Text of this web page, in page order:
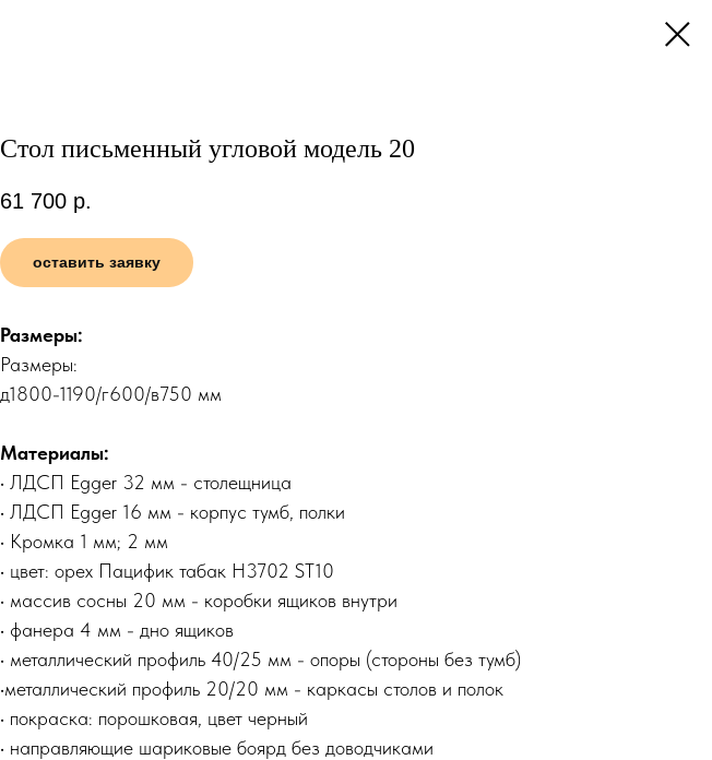
Стол письменный угловой модель 20
61 700 р.
оставить заявку
Размеры:
Размеры:
д1800-1190/г600/в750 мм
Материалы:
• ЛДСП Egger 32 мм - столещница
• ЛДСП Egger 16 мм - корпус тумб, полки
• Кромка 1 мм; 2 мм
• цвет: орех Пацифик табак H3702 ST10
• массив сосны 20 мм - коробки ящиков внутри
• фанера 4 мм - дно ящиков
• металлический профиль 40/25 мм - опоры (стороны без тумб)
•металлический профиль 20/20 мм - каркасы столов и полок
• покраска: порошковая, цвет черный
• направляющие шариковые боярд без доводчиками